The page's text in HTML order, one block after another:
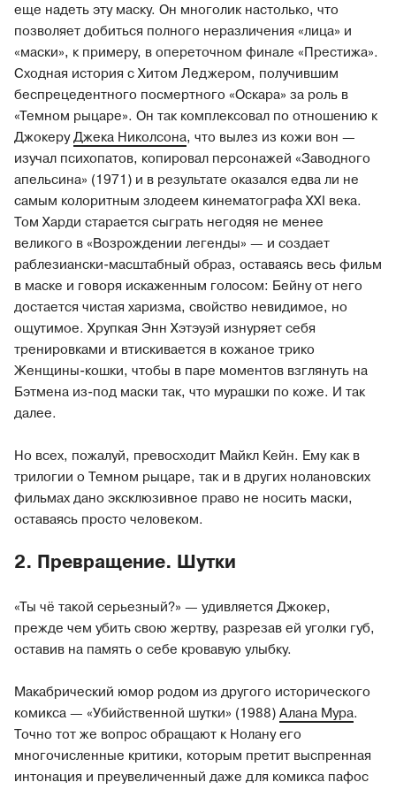
еще надеть эту маску. Он многолик настолько, что
позволяет добиться полного неразличения «лица» и
«маски», к примеру, в опереточном финале «Престижа».
Сходная история с Хитом Леджером, получившим
беспрецедентного посмертного «Оскара» за роль в
«Темном рыцаре». Он так комплексовал по отношению к
ДжокеруДжека Николсона, что вылез из кожи вон —
изучал психопатов, копировал персонажей «Заводного
апельсина» (1971) и в результате оказался едва ли не
самым колоритным злодеем кинематографа XXI века.
Том Харди старается сыграть негодяя не менее
великого в «Возрождении легенды» — и создает
раблезиански-масштабный образ, оставаясь весь фильм
в маске и говоря искаженным голосом: Бейну от него
достается чистая харизма, свойство невидимое, но
ощутимое. Хрупкая Энн Хэтэуэй изнуряет себя
тренировками и втискивается в кожаное трико
Женщины-кошки, чтобы в паре моментов взглянуть на
Бэтмена из-под маски так, что мурашки по коже. И так
далее.
Но всех, пожалуй, превосходит Майкл Кейн. Ему как в
трилогии о Темном рыцаре, так и в других нолановских
фильмах дано эксклюзивное право не носить маски,
оставаясь просто человеком.
2. Превращение. Шутки
«Ты чё такой серьезный?» — удивляется Джокер,
прежде чем убить свою жертву, разрезав ей уголки губ,
оставив на память о себе кровавую улыбку.
Макабрический юмор родом из другого исторического
комикса — «Убийственной шутки» (1988)Алана Мура.
Точно тот же вопрос обращают к Нолану его
многочисленные критики, которым претит выспренная
интонация и преувеличенный даже для комикса пафос